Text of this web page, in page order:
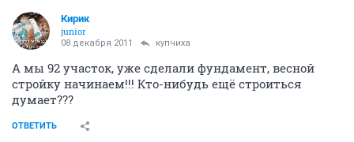
Кирик
junior
08 декабря 2011 купчиха
А мы 92 участок, уже сделали фундамент, весной
стройку начинаем!!! Кто-нибудь ещё строиться
думает???
ОТВЕТИТЬ